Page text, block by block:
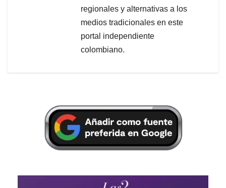
regionales y alternativas a los
medios tradicionales en este
portal independiente
colombiano.